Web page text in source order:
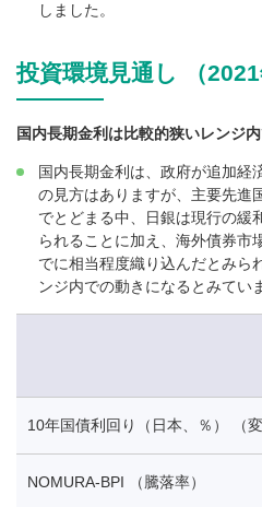
しました。
投資環境見通し （2021
国内長期金利は比較的狭いレンジ
国内長期金利は、政府が追加経
の見方はありますが、主要先進
でとどまる中、日銀は現行の緩
られることに加え、海外債券市
でに相当程度織り込んだとみら
ンジ内での動きになるとみてい
10年国債利回り（日本、％） （変
NOMURA-BPI （騰落率）